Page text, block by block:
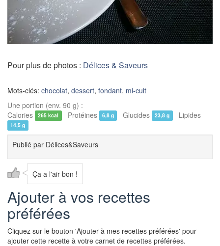
Pour plus de photos : Délices & Saveurs
Mots-clés: chocolat, dessert, fondant, mi-cuit
Une portion (env. 90 g) :
Calories
265 kcal Protéines 6,8 g Glucides 23,8 g Lipides
14,5 g
Publié par Délices&Saveurs
Ça a l'air bon !
Ajouter à vos recettes
préférées
Cliquez sur le bouton 'Ajouter à mes recettes préférées' pour
ajouter cette recette à votre carnet de recettes préférées.